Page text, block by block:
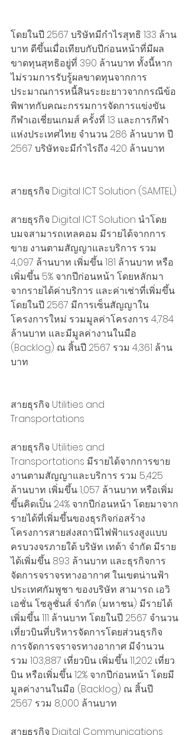
โดยในปี 2567 บริษัทมีกำไรสุทธิ 133 ล้าน
บาท ดีขึ้นเมื่อเทียบกับปีก่อนหน้าที่มีผล
ขาดทุนสุทธิอยู่ที่ 390 ล้านบาท ทั้งนี้หาก
ไม่รวมการรับรู้ผลขาดทุนจากการ
ประมาณการหนี้สินระยะยาวจากกรณีข้อ
พิพาทกับคณะกรรมการจัดการแข่งขัน
กีฬาเอเชี่ยนเกมส์ ครั้งที่ 13 และการกีฬา
แห่งประเทศไทย จำนวน 286 ล้านบาท ปี
2567 บริษัทจะมีกำไรถึง 420 ล้านบาท
สายธุรกิจ Digital ICT Solution (SAMTEL)
สายธุรกิจ Digital ICT Solution นำโดย
บมจ.สามารถเทลคอม มีรายได้จากการ
ขาย งานตามสัญญาและบริการ รวม
4,097 ล้านบาท เพิ่มขึ้น 181 ล้านบาท หรือ
เพิ่มขึ้น 5% จากปีก่อนหน้า โดยหลักมา
จากรายได้ค่าบริการ และค่าเช่าที่เพิ่มขึ้น
โดยในปี 2567 มีการเซ็นสัญญาใน
โครงการใหม่ รวมมูลค่าโครงการ 4,784
ล้านบาท และมีมูลค่างานในมือ
(Backlog) ณ สิ้นปี 2567 รวม 4,361 ล้าน
บาท
สายธุรกิจ Utilities and
Transportations
สายธุรกิจ Utilities and
Transportations มีรายได้จากการขาย
งานตามสัญญาและบริการ รวม 5,425
ล้านบาท เพิ่มขึ้น 1,057 ล้านบาท หรือเพิ่ม
ขึ้นคิดเป็น 24% จากปีก่อนหน้า โดยมาจาก
รายได้ที่เพิ่มขึ้นของธุรกิจก่อสร้าง
โครงการสายส่งสถานีไฟฟ้าแรงสูงแบบ
ครบวงจรภายใต้ บริษัท เทด้า จำกัด มีราย
ได้เพิ่มขึ้น 893 ล้านบาท และธุรกิจการ
จัดการจราจรทางอากาศ ในเขตน่านฟ้า
ประเทศกัมพูชา ของบริษัท สามารถ เอวิ
เอชั่น โซลูชั่นส์ จำกัด (มหาชน) มีรายได้
เพิ่มขึ้น 111 ล้านบาท โดยในปี 2567 จำนวน
เที่ยวบินที่บริหารจัดการโดยส่วนธุรกิจ
การจัดการจราจรทางอากาศ มีจำนวน
รวม 103,887 เที่ยวบิน เพิ่มขึ้น 11,202 เที่ยว
บิน หรือเพิ่มขึ้น 12% จากปีก่อนหน้า โดยมี
มูลค่างานในมือ (Backlog) ณ สิ้นปี
2567 รวม 8,000 ล้านบาท
สายธุรกิจ Digital Communications